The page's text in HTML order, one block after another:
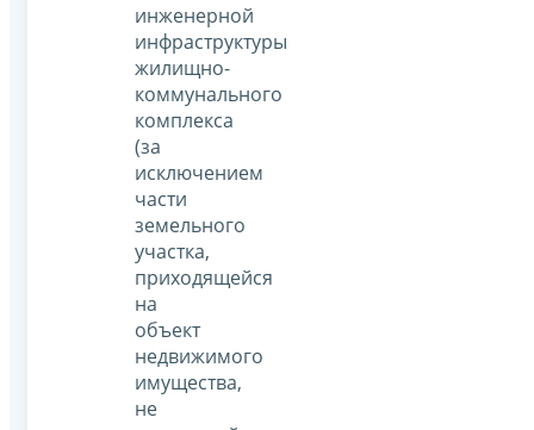
инженерной
инфраструктуры
жилищно-
коммунального
комплекса
(за
исключением
части
земельного
участка,
приходящейся
на
объект
недвижимого
имущества,
не